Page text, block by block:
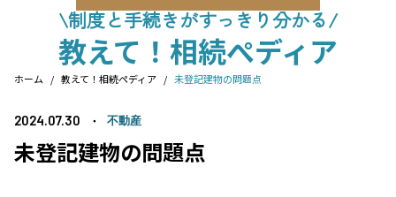
\制度と手続きがすっきり分かる/
教えて！相続ぺディア
ホーム / 教えて！相続ペディア / 未登記建物の問題点
2024.07.30 不動産
未登記建物の問題点